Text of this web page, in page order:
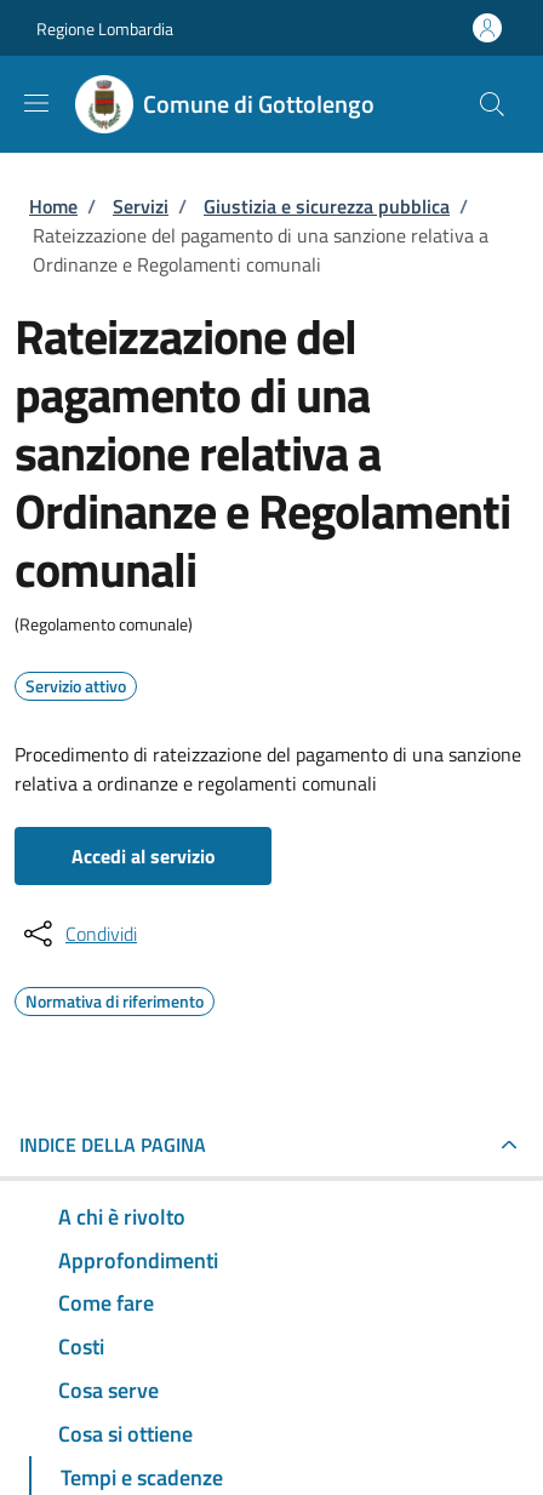
Regione Lombardia
Comune di Gottolengo
Briciole di pane
Home / Servizi / Giustizia e sicurezza pubblica /
Rateizzazione del pagamento di una sanzione relativa a
Ordinanze e Regolamenti comunali
Rateizzazione del
pagamento di una
sanzione relativa a
Ordinanze e Regolamenti
comunali
(Regolamento comunale)
Servizio attivo
Procedimento di rateizzazione del pagamento di una sanzione
relativa a ordinanze e regolamenti comunali
Accedi al servizio
Condividi
Normativa di riferimento
INDICE DELLA PAGINA
A chi è rivolto
Approfondimenti
Come fare
Costi
Cosa serve
Cosa si ottiene
Tempi e scadenze